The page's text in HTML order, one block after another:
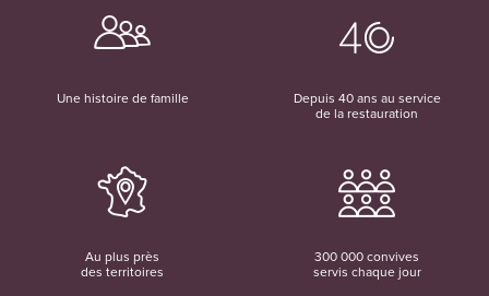
Une histoire de famille
Depuis 40 ans au service
de la restauration
Au plus près
des territoires
300 000 convives
servis chaque jour